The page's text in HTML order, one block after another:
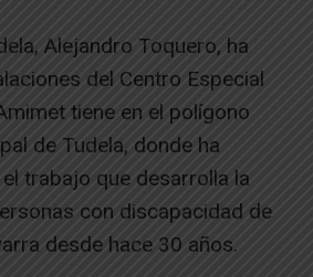
Alejandro Toquero, ha
del Centro Especial
tiene en el polígono
de Tudela, donde ha
trabajo que desarrolla la
con discapacidad de
desde hace 30 años.